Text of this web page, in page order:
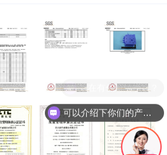
可以介绍下你们的产品么？
现在有优惠活动么？